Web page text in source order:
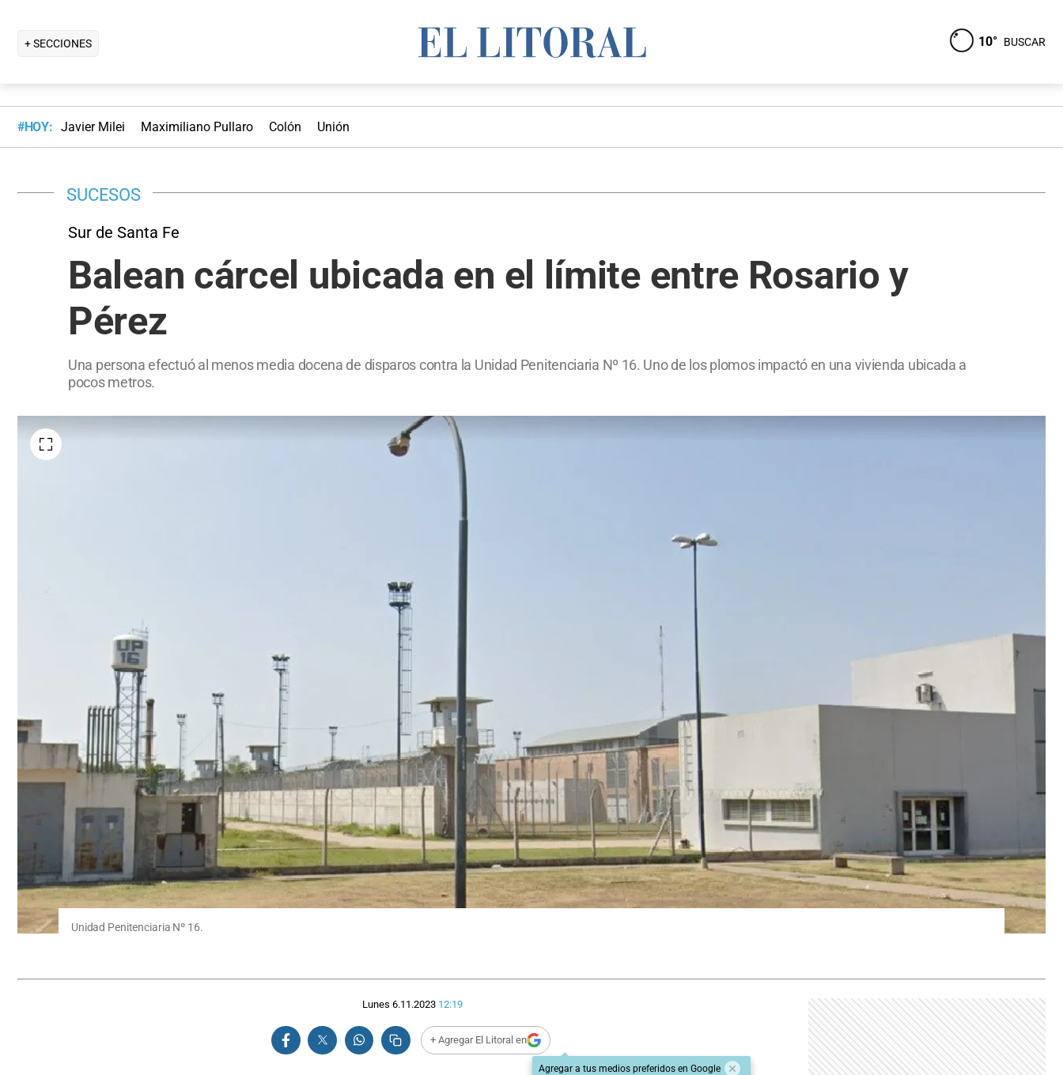
+ SECCIONES 10° BUSCAR
#HOY: Javier Milei Maximiliano Pullaro Colón Unión
SUCESOS
Sur de Santa Fe
Balean cárcel ubicada en el límite entre Rosario y
Pérez
Una persona efectuó al menos media docena de disparos contra la Unidad Penitenciaria Nº 16. Uno de los plomos impactó en una vivienda ubicada a
pocos metros.
Unidad Penitenciaria Nº 16.
Lunes 6.11.2023 12:19
+ Agregar El Litoral en
Agregar a tus medios preferidos en Google